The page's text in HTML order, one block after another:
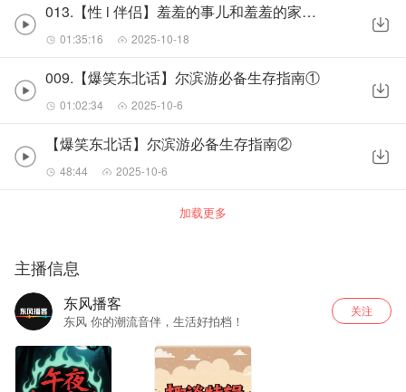
013.【性 i 伴侣】羞羞的事儿和羞羞的家伙事儿
01:35:16 2025-10-18
009.【爆笑东北话】尔滨游必备生存指南①
01:02:34 2025-10-6
【爆笑东北话】尔滨游必备生存指南②
48:44 2025-10-6
加载更多
主播信息
东风播客
东风 你的潮流音伴，生活好拍档！
关注